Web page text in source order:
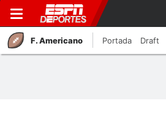
F. Americano Portada Draft